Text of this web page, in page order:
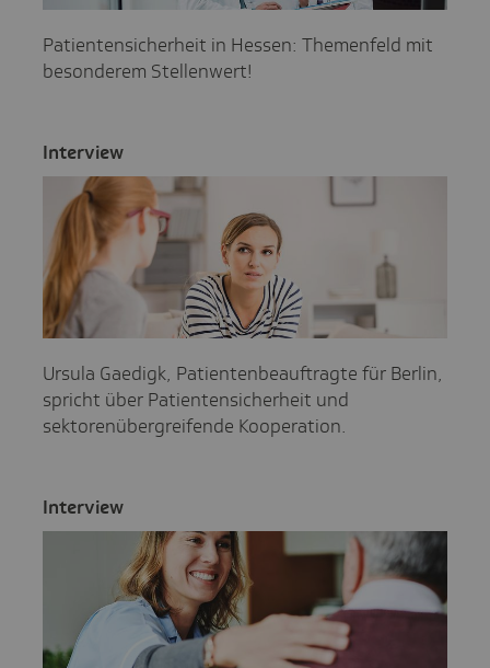
Patientensicherheit in Hessen: Themenfeld mit
besonderem Stellenwert!
Inter­view
Ursula Gaedigk, Patientenbeauftragte für Berlin,
spricht über Patientensicherheit und
sektorenübergreifende Kooperation.
Inter­view